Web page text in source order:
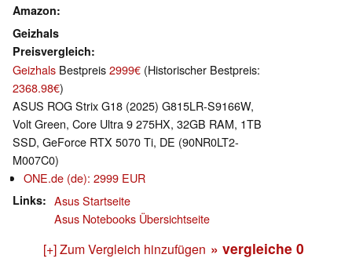
Amazon
Geizhals
Preisvergleich
Geizhals Bestpreis2999€ (Historischer Bestpreis:
2368.98€)
ASUS ROG Strix G18 (2025) G815LR-S9166W,
Volt Green, Core Ultra 9 275HX, 32GB RAM, 1TB
SSD, GeForce RTX 5070 Ti, DE (90NR0LT2-
M007C0)
ONE.de (de): 2999 EUR
Links
Asus Startseite
Asus Notebooks Übersichtseite
[+] Zum Vergleich hinzufügen » vergleiche 0